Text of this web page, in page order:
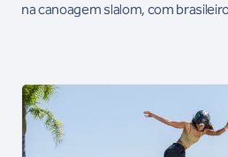
na canoagem slalom, com